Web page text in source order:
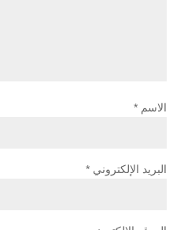
الاسم *
البريد الإلكتروني *